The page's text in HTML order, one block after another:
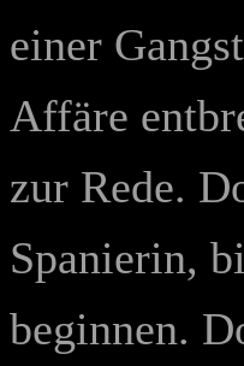
einer
Affäre
zur Rede.
Spanierin,
beginnen.